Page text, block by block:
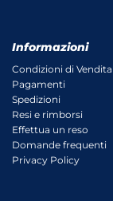
Informazioni
Condizioni di Vendita
Pagamenti
Spedizioni
Resi e rimborsi
Effettua un reso
Domande frequenti
Privacy Policy